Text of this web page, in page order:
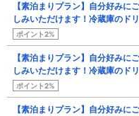
【素泊まりプラン】自分好みに
しみいただけます！冷蔵庫のド
ポイント2%
【素泊まりプラン】自分好みに
しみいただけます！冷蔵庫のド
ポイント2%
【素泊まりプラン】自分好みに